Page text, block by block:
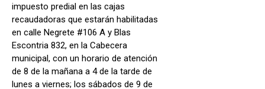
impuesto predial en las cajas
recaudadoras que estarán habilitadas
en calle Negrete #106 A y Blas
Escontria 832, en la Cabecera
municipal, con un horario de atención
de 8 de la mañana a 4 de la tarde de
lunes a viernes; los sábados de 9 de